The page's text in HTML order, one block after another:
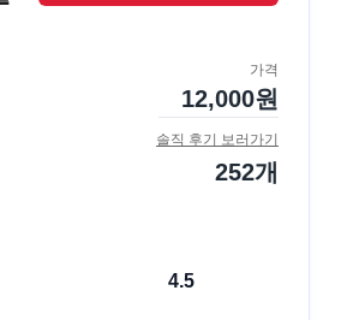
가격
12,000원
솔직 후기 보러가기
252개
4.5